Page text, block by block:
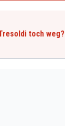
toch weg?